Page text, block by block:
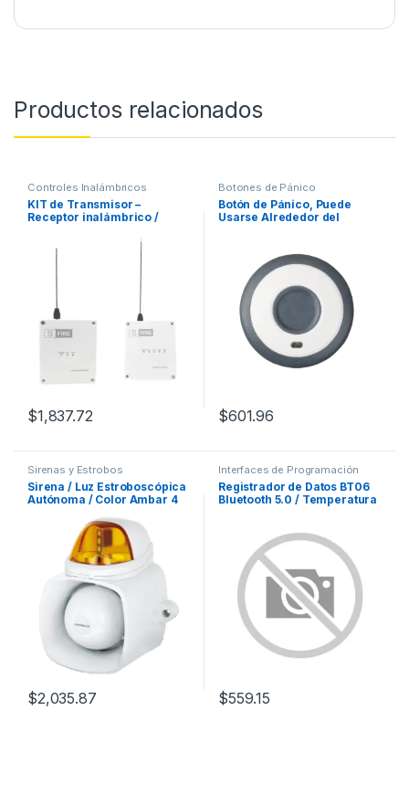
Productos relacionados
Controles Inalámbricos
KIT de Transmisor –
Receptor inalámbrico /
transmisión 2500 metros
$1,837.72
Botones de Pánico
Botón de Pánico, Puede
Usarse Alrededor del
Escritorio / Batería de Larga
Duración 3-5 años
$601.96
Sirenas y Estrobos
Sirena / Luz Estroboscópica
Autónoma / Color Ambar 4
Exterior / 12 Vcd / Múltiples
Tipos de Notificación /
Estroboscópica, de Sirena o
de Audio /
$2,035.87
Interfaces de Programación
Registrador de Datos BT06
Bluetooth 5.0 / Temperatura
±3% RH / Almacenamiento
32,000 Lecturas / Alcance
300 mts / Batería 620mAh
Reemplazable
$559.15